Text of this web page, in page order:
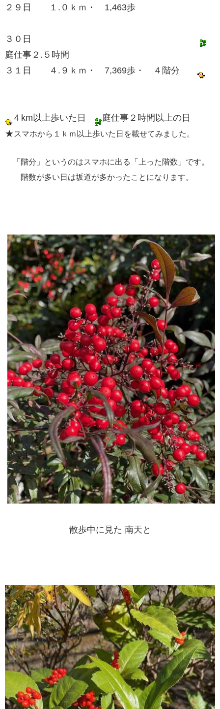
２９日 １.０ｋｍ・ 1,463歩
３０日
庭仕事２.５時間
３１日 ４.９ｋｍ・ 7,369歩・ ４階分
４km以上歩いた日
庭仕事２時間以上の日
★スマホから１ｋｍ以上歩いた日を載せてみました。
「階分」というのはスマホに出る「上った階数」です。
階数が多い日は坂道が多かったことになります。
散歩中に見た 南天と